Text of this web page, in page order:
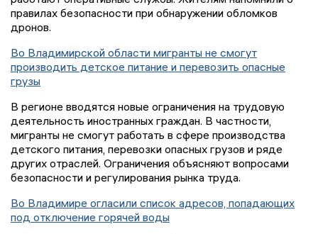
правилах безопасности при обнаружении обломков
дронов.
Во Владимирской области мигранты не смогут
производить детское питание и перевозить опасные
грузы
В регионе вводятся новые ограничения на трудовую
деятельность иностранных граждан. В частности,
мигранты не смогут работать в сфере производства
детского питания, перевозки опасных грузов и ряде
других отраслей. Ограничения объясняют вопросами
безопасности и регулирования рынка труда.
Во Владимире огласили список адресов, попадающих
под отключение горячей воды